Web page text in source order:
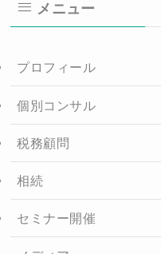
メニュー
プロフィール
個別コンサル
税務顧問
相続
セミナー開催